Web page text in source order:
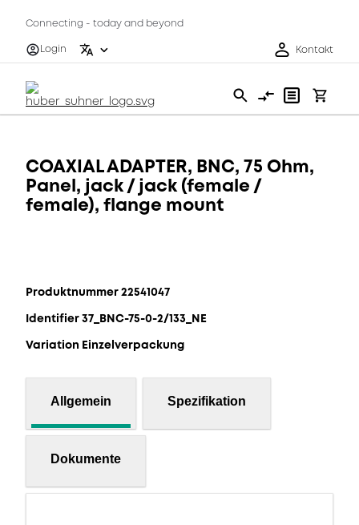
Connecting - today and beyond
Login
Kontakt
COAXIAL ADAPTER, BNC, 75 Ohm,
Panel, jack / jack (female /
female), flange mount
Produktnummer 22541047
Identifier 37_BNC-75-0-2/133_NE
Variation Einzelverpackung
Allgemein Spezifikation
Dokumente